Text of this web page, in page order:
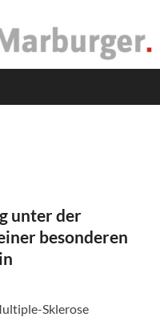
unter der
besonderen
Sklerose